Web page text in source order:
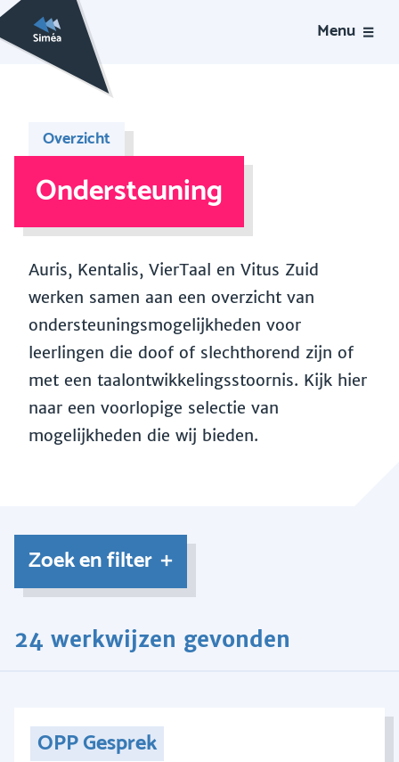
Menu
Overzicht
Ondersteuning
Auris, Kentalis, VierTaal en Vitus Zuid
werken samen aan een overzicht van
ondersteuningsmogelijkheden voor
leerlingen die doof of slechthorend zijn of
met een taalontwikkelingsstoornis. Kijk hier
naar een voorlopige selectie van
mogelijkheden die wij bieden.
Zoek en filter
24 werkwijzen gevonden
OPP Gesprek